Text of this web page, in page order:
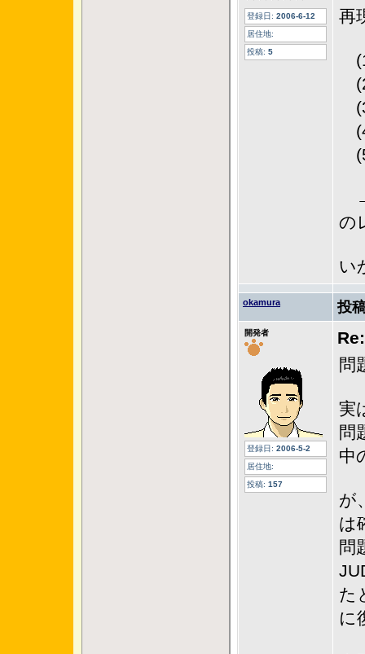
登録日: 2006-6-12
居住地:
投稿: 5
再
→
の
い
okamura 投
開発者
登録日: 2006-5-2
居住地:
投稿: 157
問
実
問
中
が
は
問
た
に